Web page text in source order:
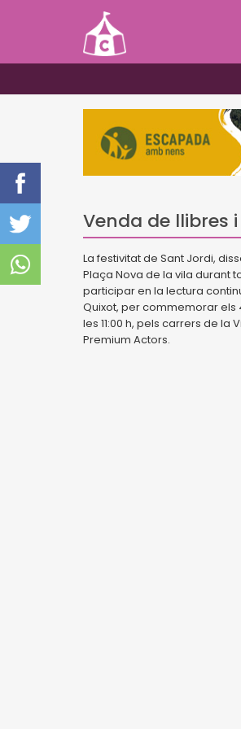
Venda de llibres
La festivitat de Sant Jordi,
Plaça Nova de la vila durant
participar en la lectura
Quixot, per commemorar els
les 11:00 h, pels carrers de
Premium Actors.